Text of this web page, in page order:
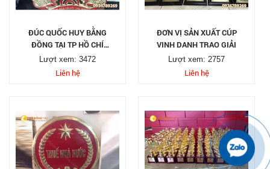
ĐÚC QUỐC HUY BẰNG
ĐỒNG TẠI TP HỒ CHÍ
MINH
Lượt xem: 3472
Liên hệ
ĐƠN VỊ SẢN XUẤT CÚP
VINH DANH TRAO GIẢI
Lượt xem: 2757
Liên hệ